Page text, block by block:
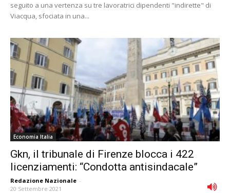
seguito a una vertenza su tre lavoratrici dipendenti "indirette" di
Viacqua, sfociata in una...
Economia Italia
Gkn, il tribunale di Firenze blocca i 422
licenziamenti: “Condotta antisindacale”
Redazione Nazionale -
20 Settembre 2021